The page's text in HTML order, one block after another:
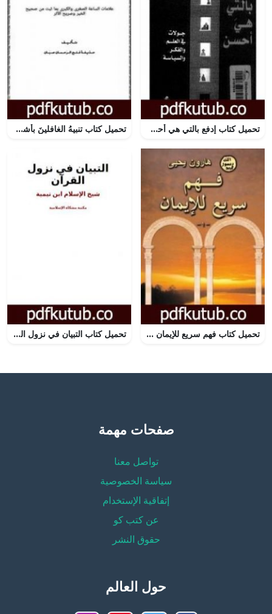
تحميل كتاب إدفع بالتي هي أحسن PDF تأليف عبد السلام العجيلي مجانا [كامل] تحميل كتاب تنبيهُ الغافلينَ بأشراط يوم الدّين PDF تأليف حذيفة فتح الرحمان صبان مجانا [كامل]
تحميل كتاب فهم سريع للإيمان PDF تأليف هارون يحيى مجانا [كامل] تحميل كتاب التبيان في نزول القرآن PDF تأليف ابن تيمية مجانا [كامل]
صفحات مهمة
تواصل معنا
سياسة الخصوصية
إتفاقية الإستخدام
عن كتب كو
حقوق النشر
حول العالم